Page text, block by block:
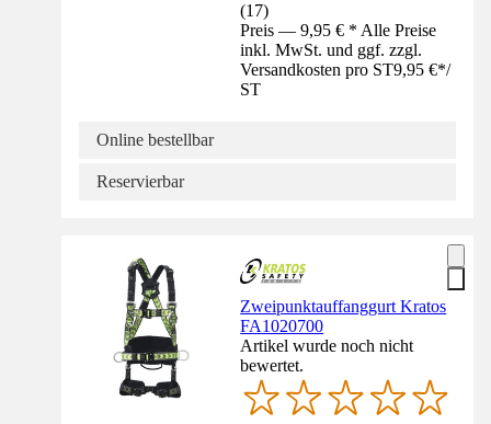
(17)
Preis — 9,95 € * Alle Preise
inkl. MwSt. und ggf. zzgl.
Versandkosten pro ST9,95 €*/
ST
Online bestellbar
Reservierbar
Zweipunktauffanggurt Kratos
FA1020700
Artikel wurde noch nicht
bewertet.